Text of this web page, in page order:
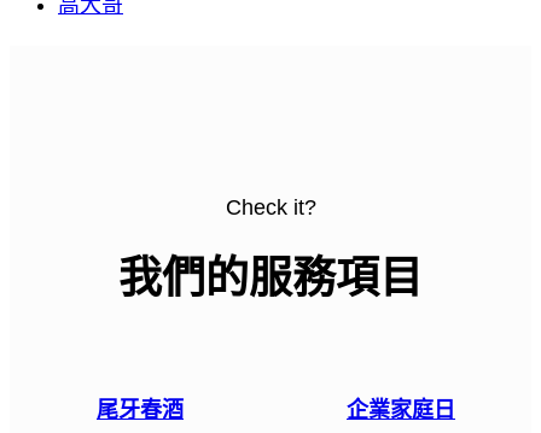
高大哥
Check it?
我們的服務項目
尾牙春酒 企業家庭日